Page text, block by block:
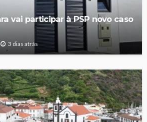
vai participar à PSP novo caso
3 dias atrás